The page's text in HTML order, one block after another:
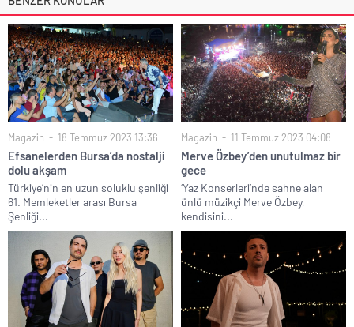
Magazin 18 Temmuz 2023 13:36
Efsanelerden Bursa’da nostalji
dolu akşam
Türkiye’nin en uzun soluklu şenliği
61. Memleketler arası Bursa
Şenliği...
Magazin 11 Temmuz 2023 04:08
Merve Özbey’den unutulmaz bir
gece
‘Yaz Konserleri’nde sahne alan
ünlü müzikçi Merve Özbey,
kendisini...